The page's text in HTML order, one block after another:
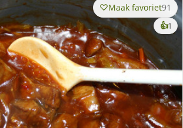
Maak favoriet91
👍1